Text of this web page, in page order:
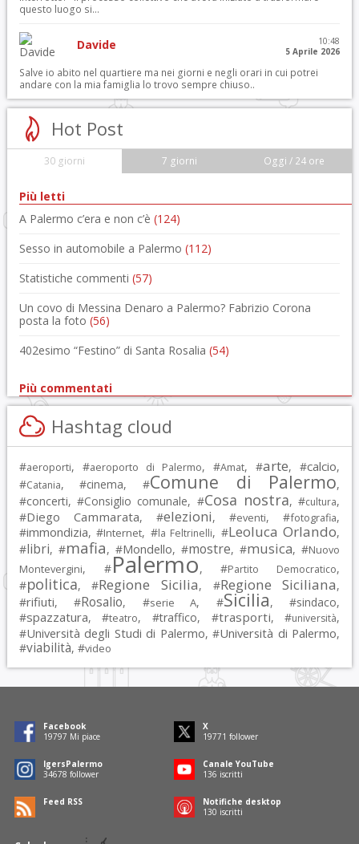
questo luogo si...
Davide
10:48
5 Aprile 2026
Salve io abito nel quartiere ma nei giorni e negli orari in cui potrei
andare con la mia famiglia lo trovo sempre chiuso..
Hot Post
30 giorni 7 giorni Oggi / 24 ore
Più letti
A Palermo c’era e non c’è (124)
Sesso in automobile a Palermo (112)
Statistiche commenti (57)
Un covo di Messina Denaro a Palermo? Fabrizio Corona
posta la foto (56)
402esimo “Festino” di Santa Rosalia (54)
Più commentati
Hashtag cloud
#aeroporti, #aeroporto di Palermo, #Amat, #arte, #calcio,
#Catania, #cinema, #Comune di Palermo,
#concerti, #Consiglio comunale, #Cosa nostra, #cultura,
#Diego Cammarata, #elezioni, #eventi, #fotografia,
#immondizia, #Internet, #la Feltrinelli, #Leoluca Orlando,
#libri, #mafia, #Mondello, #mostre, #musica, #Nuovo
Montevergini, #Palermo, #Partito Democratico,
#politica, #Regione Sicilia, #Regione Siciliana,
#rifiuti, #Rosalio, #serie A, #Sicilia, #sindaco,
#spazzatura, #teatro, #traffico, #trasporti, #università,
#Università degli Studi di Palermo, #Università di Palermo,
#viabilità, #video
Facebook
19797 Mi piace
X
19771 follower
IgersPalermo
34678 follower
Canale YouTube
136 iscritti
Feed RSS
Notifiche desktop
130 iscritti